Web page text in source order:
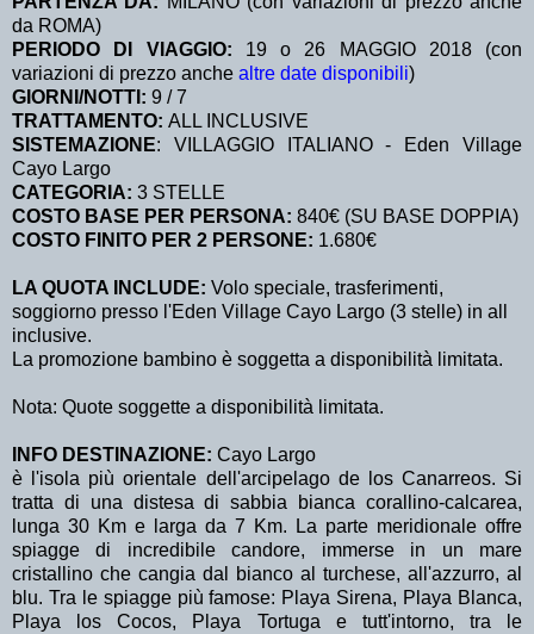
da ROMA)
PERIODO DI VIAGGIO: 19 o 26 MAGGIO 2018 (con
variazioni di prezzo anche altre date disponibili)
GIORNI/NOTTI: 9 / 7
TRATTAMENTO: ALL INCLUSIVE
SISTEMAZIONE: VILLAGGIO ITALIANO - Eden Village
Cayo Largo
CATEGORIA: 3 STELLE
COSTO BASE PER PERSONA: 840€ (SU BASE DOPPIA)
COSTO FINITO PER 2 PERSONE: 1.680€
LA QUOTA INCLUDE: Volo speciale, trasferimenti,
soggiorno presso l'Eden Village Cayo Largo (3 stelle) in all
inclusive.
La promozione bambino è soggetta a disponibilità limitata.
Nota: Quote soggette a disponibilità limitata.
INFO DESTINAZIONE: Cayo Largo
è l'isola più orientale dell'arcipelago de los Canarreos. Si
tratta di una distesa di sabbia bianca corallino-calcarea,
lunga 30 Km e larga da 7 Km. La parte meridionale offre
spiagge di incredibile candore, immerse in un mare
cristallino che cangia dal bianco al turchese, all'azzurro, al
blu. Tra le spiagge più famose: Playa Sirena, Playa Blanca,
Playa los Cocos, Playa Tortuga e tutt'intorno, tra le